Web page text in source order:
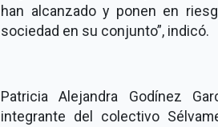
han alcanzado y ponen en
sociedad en su conjunto”, indicó.
Patricia Alejandra Godínez
integrante del colectivo